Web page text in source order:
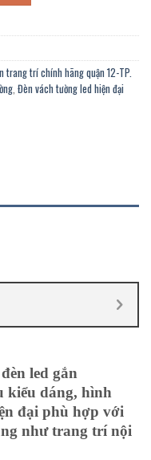
₫.
trang trí chính hãng quận 12-TP.
, Đèn vách tường led hiện đại
led gắn
kiểu dáng, hình
đại phù hợp với
như trang trí nội